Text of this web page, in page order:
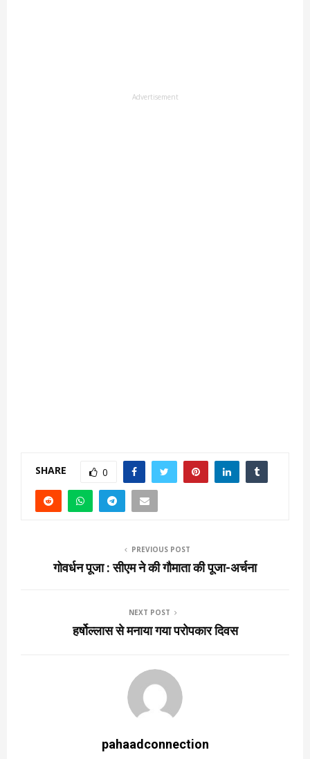
Advertisement
SHARE 0
PREVIOUS POST
गोवर्धन पूजा : सीएम ने की गौमाता की पूजा-अर्चना
NEXT POST
हर्षोल्लास से मनाया गया परोपकार दिवस
pahaadconnection